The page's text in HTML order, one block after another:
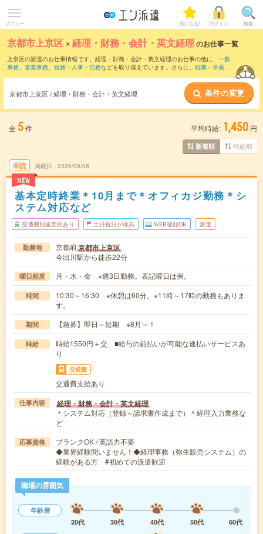
メニュー 気になる! ログイン 検索
京都市上京区 ×経理・財務・会計・英文経理 のお仕事一覧
上京区の派遣のお仕事情報です。経理・財務・会計・英文経理のお仕事の他に、 一般
事務、 営業事務、 総務・人事・労務などを取り揃えています。さらに、 短期 ・ 単発な
京都市上京区 / 経理・財務・会計・英文経理 条件の変更
全 5件 平均時給: 1,450 円
新着順 時給順
未読
NEW
掲載日 2026/08/08
基本定時終業＊10月まで＊オフィカジ勤務＊シ
ステム対応など
交通費別途支給あり 土日祝日が休み WEB登録OK 派遣
勤務地 京都府京都市上京区
今出川駅から徒歩22分
曜日頻度 月・水・金 ※週3日勤務。表記曜日は例。
時間
10:30～16:30 ※休憩は60分。※11時～17時の勤務もありま
す。
期間 【急募】即日～短期 ※8月～！
時給
時給1550円＋交 ■給与の前払いが可能な速払いサービスあ
り
交通費
交通費支給あり
仕事内容 経理・財務・会計・英文経理
＊システム対応（登録～請求書作成まで）＊経理入力業務な
ど
応募資格
ブランクOK / 英語力不要
◆業界経験問いません！◆経理事務（弥生販売システム）の
経験がある方 #初めての派遣歓迎
職場の雰囲気
年齢層
20代
30代 40代 50代
60代